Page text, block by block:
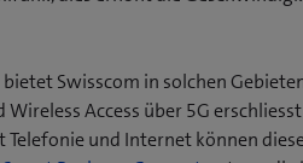
Swisscom in solchen
Access über 5G erschliesst
und Internet können